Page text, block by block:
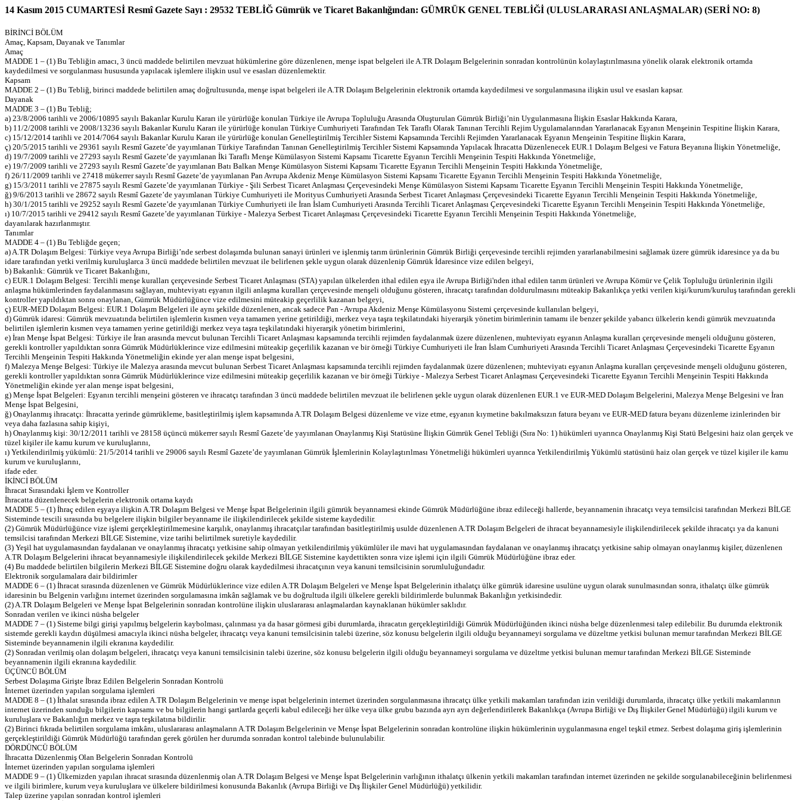
14 Kasım 2015 CUMARTESİ Resmî Gazete Sayı : 29532 TEBLİĞ Gümrük ve Ticaret Bakanlığından: GÜMRÜK GENEL TEBLİĞİ (ULUSLARARASI ANLAŞMALAR) (SERİ NO: 8)
BİRİNCİ BÖLÜM
Amaç, Kapsam, Dayanak ve Tanımlar
Amaç
MADDE 1 – (1) Bu Tebliğin amacı, 3 üncü maddede belirtilen mevzuat hükümlerine göre düzenlenen, menşe ispat belgeleri ile A.TR Dolaşım Belgelerinin sonradan kontrolünün kolaylaştırılmasına yönelik olarak elektronik ortamda
kaydedilmesi ve sorgulanması hususunda yapılacak işlemlere ilişkin usul ve esasları düzenlemektir.
Kapsam
MADDE 2 – (1) Bu Tebliğ, birinci maddede belirtilen amaç doğrultusunda, menşe ispat belgeleri ile A.TR Dolaşım Belgelerinin elektronik ortamda kaydedilmesi ve sorgulanmasına ilişkin usul ve esasları kapsar.
Dayanak
MADDE 3 – (1) Bu Tebliğ;
a) 23/8/2006 tarihli ve 2006/10895 sayılı Bakanlar Kurulu Kararı ile yürürlüğe konulan Türkiye ile Avrupa Topluluğu Arasında Oluşturulan Gümrük Birliği’nin Uygulanmasına İlişkin Esaslar Hakkında Karara,
b) 11/2/2008 tarihli ve 2008/13236 sayılı Bakanlar Kurulu Kararı ile yürürlüğe konulan Türkiye Cumhuriyeti Tarafından Tek Taraflı Olarak Tanınan Tercihli Rejim Uygulamalarından Yararlanacak Eşyanın Menşeinin Tespitine İlişkin Karara,
c) 15/12/2014 tarihli ve 2014/7064 sayılı Bakanlar Kurulu Kararı ile yürürlüğe konulan Genelleştirilmiş Tercihler Sistemi Kapsamında Tercihli Rejimden Yararlanacak Eşyanın Menşeinin Tespitine İlişkin Karara,
ç) 20/5/2015 tarihli ve 29361 sayılı Resmî Gazete’de yayımlanan Türkiye Tarafından Tanınan Genelleştirilmiş Tercihler Sistemi Kapsamında Yapılacak İhracatta Düzenlenecek EUR.1 Dolaşım Belgesi ve Fatura Beyanına İlişkin Yönetmeliğe,
d) 19/7/2009 tarihli ve 27293 sayılı Resmî Gazete’de yayımlanan İki Taraflı Menşe Kümülasyon Sistemi Kapsamı Ticarette Eşyanın Tercihli Menşeinin Tespiti Hakkında Yönetmeliğe,
e) 19/7/2009 tarihli ve 27293 sayılı Resmî Gazete’de yayımlanan Batı Balkan Menşe Kümülasyon Sistemi Kapsamı Ticarette Eşyanın Tercihli Menşeinin Tespiti Hakkında Yönetmeliğe,
f) 26/11/2009 tarihli ve 27418 mükerrer sayılı Resmî Gazete’de yayımlanan Pan Avrupa Akdeniz Menşe Kümülasyon Sistemi Kapsamı Ticarette Eşyanın Tercihli Menşeinin Tespiti Hakkında Yönetmeliğe,
g) 15/3/2011 tarihli ve 27875 sayılı Resmî Gazete’de yayımlanan Türkiye - Şili Serbest Ticaret Anlaşması Çerçevesindeki Menşe Kümülasyon Sistemi Kapsamı Ticarette Eşyanın Tercihli Menşeinin Tespiti Hakkında Yönetmeliğe,
ğ) 9/6/2013 tarihli ve 28672 sayılı Resmî Gazete’de yayımlanan Türkiye Cumhuriyeti ile Morityus Cumhuriyeti Arasında Serbest Ticaret Anlaşması Çerçevesindeki Ticarette Eşyanın Tercihli Menşeinin Tespiti Hakkında Yönetmeliğe,
h) 30/1/2015 tarihli ve 29252 sayılı Resmî Gazete’de yayımlanan Türkiye Cumhuriyeti ile İran İslam Cumhuriyeti Arasında Tercihli Ticaret Anlaşması Çerçevesindeki Ticarette Eşyanın Tercihli Menşeinin Tespiti Hakkında Yönetmeliğe,
ı) 10/7/2015 tarihli ve 29412 sayılı Resmî Gazete’de yayımlanan Türkiye - Malezya Serbest Ticaret Anlaşması Çerçevesindeki Ticarette Eşyanın Tercihli Menşeinin Tespiti Hakkında Yönetmeliğe,
dayanılarak hazırlanmıştır.
Tanımlar
MADDE 4 – (1) Bu Tebliğde geçen;
a) A.TR Dolaşım Belgesi: Türkiye veya Avrupa Birliği’nde serbest dolaşımda bulunan sanayi ürünleri ve işlenmiş tarım ürünlerinin Gümrük Birliği çerçevesinde tercihli rejimden yararlanabilmesini sağlamak üzere gümrük idaresince ya da bu
idare tarafından yetki verilmiş kuruluşlarca 3 üncü maddede belirtilen mevzuat ile belirlenen şekle uygun olarak düzenlenip Gümrük İdaresince vize edilen belgeyi,
b) Bakanlık: Gümrük ve Ticaret Bakanlığını,
c) EUR.1 Dolaşım Belgesi: Tercihli menşe kuralları çerçevesinde Serbest Ticaret Anlaşması (STA) yapılan ülkelerden ithal edilen eşya ile Avrupa Birliği'nden ithal edilen tarım ürünleri ve Avrupa Kömür ve Çelik Topluluğu ürünlerinin ilgili
anlaşma hükümlerinden faydalanmasını sağlayan, muhteviyatı eşyanın ilgili anlaşma kuralları çerçevesinde menşeli olduğunu gösteren, ihracatçı tarafından doldurulmasını müteakip Bakanlıkça yetki verilen kişi/kurum/kuruluş tarafından gerekli
kontroller yapıldıktan sonra onaylanan, Gümrük Müdürlüğünce vize edilmesini müteakip geçerlilik kazanan belgeyi,
ç) EUR-MED Dolaşım Belgesi: EUR.1 Dolaşım Belgeleri ile aynı şekilde düzenlenen, ancak sadece Pan - Avrupa Akdeniz Menşe Kümülasyonu Sistemi çerçevesinde kullanılan belgeyi,
d) Gümrük idaresi: Gümrük mevzuatında belirtilen işlemlerin kısmen veya tamamen yerine getirildiği, merkez veya taşra teşkilatındaki hiyerarşik yönetim birimlerinin tamamı ile benzer şekilde yabancı ülkelerin kendi gümrük mevzuatında
belirtilen işlemlerin kısmen veya tamamen yerine getirildiği merkez veya taşra teşkilatındaki hiyerarşik yönetim birimlerini,
e) İran Menşe İspat Belgesi: Türkiye ile İran arasında mevcut bulunan Tercihli Ticaret Anlaşması kapsamında tercihli rejimden faydalanmak üzere düzenlenen, muhteviyatı eşyanın Anlaşma kuralları çerçevesinde menşeli olduğunu gösteren,
gerekli kontroller yapıldıktan sonra Gümrük Müdürlüklerince vize edilmesini müteakip geçerlilik kazanan ve bir örneği Türkiye Cumhuriyeti ile İran İslam Cumhuriyeti Arasında Tercihli Ticaret Anlaşması Çerçevesindeki Ticarette Eşyanın
Tercihli Menşeinin Tespiti Hakkında Yönetmeliğin ekinde yer alan menşe ispat belgesini,
f) Malezya Menşe Belgesi: Türkiye ile Malezya arasında mevcut bulunan Serbest Ticaret Anlaşması kapsamında tercihli rejimden faydalanmak üzere düzenlenen; muhteviyatı eşyanın Anlaşma kuralları çerçevesinde menşeli olduğunu gösteren,
gerekli kontroller yapıldıktan sonra Gümrük Müdürlüklerince vize edilmesini müteakip geçerlilik kazanan ve bir örneği Türkiye - Malezya Serbest Ticaret Anlaşması Çerçevesindeki Ticarette Eşyanın Tercihli Menşeinin Tespiti Hakkında
Yönetmeliğin ekinde yer alan menşe ispat belgesini,
g) Menşe İspat Belgeleri: Eşyanın tercihli menşeini gösteren ve ihracatçı tarafından 3 üncü maddede belirtilen mevzuat ile belirlenen şekle uygun olarak düzenlenen EUR.1 ve EUR-MED Dolaşım Belgelerini, Malezya Menşe Belgesini ve İran
Menşe İspat Belgesini,
ğ) Onaylanmış ihracatçı: İhracatta yerinde gümrükleme, basitleştirilmiş işlem kapsamında A.TR Dolaşım Belgesi düzenleme ve vize etme, eşyanın kıymetine bakılmaksızın fatura beyanı ve EUR-MED fatura beyanı düzenleme izinlerinden bir
veya daha fazlasına sahip kişiyi,
h) Onaylanmış kişi: 30/12/2011 tarihli ve 28158 üçüncü mükerrer sayılı Resmî Gazete’de yayımlanan Onaylanmış Kişi Statüsüne İlişkin Gümrük Genel Tebliği (Sıra No: 1) hükümleri uyarınca Onaylanmış Kişi Statü Belgesini haiz olan gerçek ve
tüzel kişiler ile kamu kurum ve kuruluşlarını,
ı) Yetkilendirilmiş yükümlü: 21/5/2014 tarihli ve 29006 sayılı Resmî Gazete’de yayımlanan Gümrük İşlemlerinin Kolaylaştırılması Yönetmeliği hükümleri uyarınca Yetkilendirilmiş Yükümlü statüsünü haiz olan gerçek ve tüzel kişiler ile kamu
kurum ve kuruluşlarını,
ifade eder.
İKİNCİ BÖLÜM
İhracat Sırasındaki İşlem ve Kontroller
İhracatta düzenlenecek belgelerin elektronik ortama kaydı
MADDE 5 – (1) İhraç edilen eşyaya ilişkin A.TR Dolaşım Belgesi ve Menşe İspat Belgelerinin ilgili gümrük beyannamesi ekinde Gümrük Müdürlüğüne ibraz edileceği hallerde, beyannamenin ihracatçı veya temsilcisi tarafından Merkezi BİLGE
Sisteminde tescili sırasında bu belgelere ilişkin bilgiler beyanname ile ilişkilendirilecek şekilde sisteme kaydedilir.
(2) Gümrük Müdürlüğünce vize işlemi gerçekleştirilmemesine karşılık, onaylanmış ihracatçılar tarafından basitleştirilmiş usulde düzenlenen A.TR Dolaşım Belgeleri de ihracat beyannamesiyle ilişkilendirilecek şekilde ihracatçı ya da kanuni
temsilcisi tarafından Merkezi BİLGE Sistemine, vize tarihi belirtilmek suretiyle kaydedilir.
(3) Yeşil hat uygulamasından faydalanan ve onaylanmış ihracatçı yetkisine sahip olmayan yetkilendirilmiş yükümlüler ile mavi hat uygulamasından faydalanan ve onaylanmış ihracatçı yetkisine sahip olmayan onaylanmış kişiler, düzenlenen
A.TR Dolaşım Belgelerini ihracat beyannamesiyle ilişkilendirilecek şekilde Merkezi BİLGE Sistemine kaydettikten sonra vize işlemi için ilgili Gümrük Müdürlüğüne ibraz eder.
(4) Bu maddede belirtilen bilgilerin Merkezi BİLGE Sistemine doğru olarak kaydedilmesi ihracatçının veya kanuni temsilcisinin sorumluluğundadır.
Elektronik sorgulamalara dair bildirimler
MADDE 6 – (1) İhracat sırasında düzenlenen ve Gümrük Müdürlüklerince vize edilen A.TR Dolaşım Belgeleri ve Menşe İspat Belgelerinin ithalatçı ülke gümrük idaresine usulüne uygun olarak sunulmasından sonra, ithalatçı ülke gümrük
idaresinin bu Belgenin varlığını internet üzerinden sorgulamasına imkân sağlamak ve bu doğrultuda ilgili ülkelere gerekli bildirimlerde bulunmak Bakanlığın yetkisindedir.
(2) A.TR Dolaşım Belgeleri ve Menşe İspat Belgelerinin sonradan kontrolüne ilişkin uluslararası anlaşmalardan kaynaklanan hükümler saklıdır.
Sonradan verilen ve ikinci nüsha belgeler
MADDE 7 – (1) Sisteme bilgi girişi yapılmış belgelerin kaybolması, çalınması ya da hasar görmesi gibi durumlarda, ihracatın gerçekleştirildiği Gümrük Müdürlüğünden ikinci nüsha belge düzenlenmesi talep edilebilir. Bu durumda elektronik
sistemde gerekli kaydın düşülmesi amacıyla ikinci nüsha belgeler, ihracatçı veya kanuni temsilcisinin talebi üzerine, söz konusu belgelerin ilgili olduğu beyannameyi sorgulama ve düzeltme yetkisi bulunan memur tarafından Merkezi BİLGE
Sisteminde beyannamenin ilgili ekranına kaydedilir.
(2) Sonradan verilmiş olan dolaşım belgeleri, ihracatçı veya kanuni temsilcisinin talebi üzerine, söz konusu belgelerin ilgili olduğu beyannameyi sorgulama ve düzeltme yetkisi bulunan memur tarafından Merkezi BİLGE Sisteminde
beyannamenin ilgili ekranına kaydedilir.
ÜÇÜNCÜ BÖLÜM
Serbest Dolaşıma Girişte İbraz Edilen Belgelerin Sonradan Kontrolü
İnternet üzerinden yapılan sorgulama işlemleri
MADDE 8 – (1) İthalat sırasında ibraz edilen A.TR Dolaşım Belgelerinin ve menşe ispat belgelerinin internet üzerinden sorgulanmasına ihracatçı ülke yetkili makamları tarafından izin verildiği durumlarda, ihracatçı ülke yetkili makamlarının
internet üzerinden sunduğu bilgilerin kapsamı ve bu bilgilerin hangi şartlarda geçerli kabul edileceği her ülke veya ülke grubu bazında ayrı ayrı değerlendirilerek Bakanlıkça (Avrupa Birliği ve Dış İlişkiler Genel Müdürlüğü) ilgili kurum ve
kuruluşlara ve Bakanlığın merkez ve taşra teşkilatına bildirilir.
(2) Birinci fıkrada belirtilen sorgulama imkânı, uluslararası anlaşmaların A.TR Dolaşım Belgelerinin ve Menşe İspat Belgelerinin sonradan kontrolüne ilişkin hükümlerinin uygulanmasına engel teşkil etmez. Serbest dolaşıma giriş işlemlerinin
gerçekleştirildiği Gümrük Müdürlüğü tarafından gerek görülen her durumda sonradan kontrol talebinde bulunulabilir.
DÖRDÜNCÜ BÖLÜM
İhracatta Düzenlenmiş Olan Belgelerin Sonradan Kontrolü
İnternet üzerinden yapılan sorgulama işlemleri
MADDE 9 – (1) Ülkemizden yapılan ihracat sırasında düzenlenmiş olan A.TR Dolaşım Belgesi ve Menşe İspat Belgelerinin varlığının ithalatçı ülkenin yetkili makamları tarafından internet üzerinden ne şekilde sorgulanabileceğinin belirlenmesi
ve ilgili birimlere, kurum veya kuruluşlara ve ülkelere bildirilmesi konusunda Bakanlık (Avrupa Birliği ve Dış İlişkiler Genel Müdürlüğü) yetkilidir.
Talep üzerine yapılan sonradan kontrol işlemleri